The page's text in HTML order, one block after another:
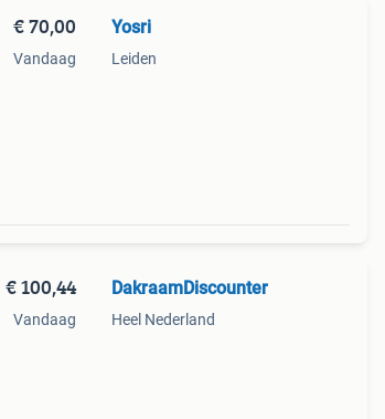
€ 70,00
Vandaag
Yosri
Leiden
€ 100,44
Vandaag
DakraamDiscounter
Heel Nederland